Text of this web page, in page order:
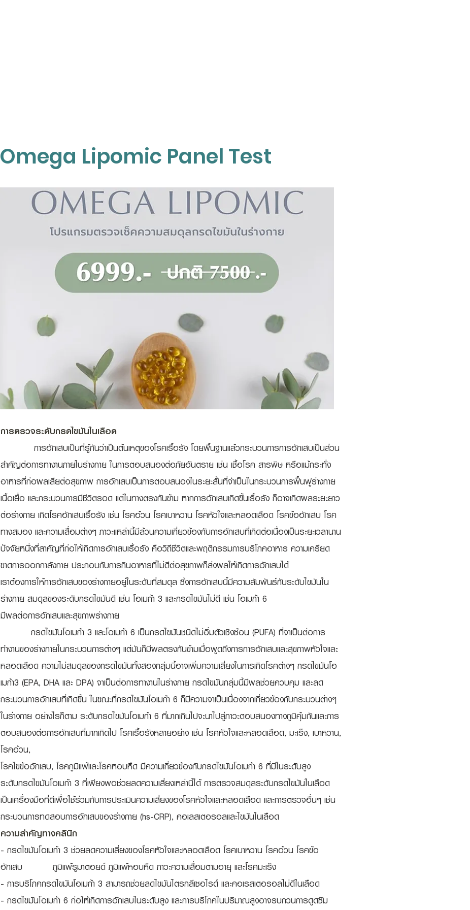
Omega Lipomic Panel Test
การตรวจระดับกรดไขมันในเลือด
การอักเสบเป็นที่รู้กันว่าเป็นต้นเหตุของโรคเรื้อรัง โดยพื้นฐานแล้วกระบวนการการอักเสบเป็นส่วน
สำคัญต่อการทางานภายในร่างกาย ในการตอบสนองต่อภัยอันตราย เช่น เชื้อโรค สารพิษ หรือแม้กระทั่ง
อาหารที่ก่อผลเสียต่อสุขภาพ การอักเสบเป็นการตอบสนองในระยะสั้นที่จำเป็นในกระบวนการฟื้นฟูร่างกาย
เนื้อเยื่อ และกระบวนการมีชีวิตรอด แต่ในทางตรงกันข้าม หากการอักเสบเกิดขึ้นเรื้อรัง ก็อาจเกิดผลระยะยาว
ต่อร่างกาย เกิดโรคอักเสบเรื้อรัง เช่น โรคอ้วน โรคเบาหวาน โรคหัวใจและหลอดเลือด โรคข้ออักเสบ โรค
ทางสมอง และความเสื่อมต่างๆ ภาวะเเหล่านี้มีล้วนความเกี่ยวข้องกับการอักเสบที่เกิดต่อเนื่องเป็นระยะเวลานาน
ปัจจัยหนึ่งที่สาคัญที่ก่อให้เกิดการอักเสบเรื้อรัง คือวิถีชีวิตและพฤติกรรมการบริโภคอาหาร ความเครียด
ขาดการออกกาลังกาย ประกอบกับการกินอาหารที่ไม่ดีต่อสุขภาพก็ส่งผลให้เกิดการอักเสบได้
เราต้องการให้การอักเสบของร่างกายอยู่ในระดับที่สมดุล ซึ่งการอักเสบนี้มีความสัมพันธ์กับระดับไขมันใน
ร่างกาย สมดุลของระดับกรดไขมันดี เช่น โอเมก้า 3 และกรดไขมันไม่ดี เช่น โอเมก้า 6
มีผลต่อการอักเสบและสุขภาพร่างกาย
กรดไขมันโอเมก้า 3 และโอเมก้า 6 เป็นกรดไขมันชนิดไม่อิ่มตัวเชิงซ้อน (PUFA) ที่จาเป็นต่อการ
ทำงานของร่างกายในกระบวนการต่างๆ แต่มันก็มีผลตรงกันข้ามเมื่อพูดถึงการการอักเสบและสุขภาพหัวใจและ
หลอดเลือด ความไม่สมดุลของกรดไขมันทั้งสองกลุ่มนี้อาจเพิ่มความเสี่ยงในการเกิดโรคต่างๆ กรดไขมันโอ
เมก้า3 (EPA, DHA และ DPA) จาเป็นต่อการทางานในร่างกาย กรดไขมันกลุ่มนี้มีผลช่วยควบคุม และลด
กระบวนการอักเสบที่เกิดขึ้น ในขณะที่กรดไขมันโอเมก้า 6 ก็มีความจาเป็นเนื่องจากเกี่ยวข้องกับกระบวนต่างๆ
ในร่างกาย อย่างไรก็ตาม ระดับกรดไขมันโอเมก้า 6 ที่มากเกินไปจะนาไปสู่ภาวะตอบสนองทางภูมิคุ้มกันและการ
ตอบสนองต่อการอักเสบที่มากเกิดไป โรคเรื้อรังหลายอย่าง เช่น โรคหัวใจและหลอดเลือด, มะเร็ง, เบาหวาน,
โรคอ้วน,
โรคไขข้ออักเสบ, โรคภูมิแพ้และโรคหอบหืด มีความเกี่ยวข้องกับกรดไขมันโอเมก้า 6 ที่มีในระดับสูง
ระดับกรดไขมันโอเมก้า 3 ที่เพียงพอช่วยลดความเสี่ยงเหล่านี้ได้ การตรวจสมดุลระดับกรดไขมันในเลือด
เป็นเครื่องมือที่ดีเพื่อใช้ร่วมกับการประเมินความเสี่ยงของโรคหัวใจและหลอดเลือด และการตรวจอื่นๆ เช่น
กระบวนการทดสอบการอักเสบของร่างกาย (hs-CRP), คอเลสเตอรอลและไขมันในเลือด
ความสำคัญทางคลินิก
- กรดไขมันโอเมก้า 3 ช่วยลดความเสี่ยงของโรคหัวใจและหลอดเลือด โรคเบาหวาน โรคอ้วน โรคข้อ
อักเสบ ภูมิแพ้รูมาตอยด์ ภูมิแพ้หอบหืด ภาวะความเสื่อมตามอายุ และโรคมะเร็ง
- การบริโภคกรดไขมันโอเมก้า 3 สามารถช่วยลดไขมันไตรกลีเซอไรด์ และคอเรสเตอรอลไม่ดีในเลือด
- กรดไขมันโอเมก้า 6 ก่อให้เกิดการอักเสบในระดับสูง และการบริโภคในปริมาณสูงอาจรบกวนการดูดซึม